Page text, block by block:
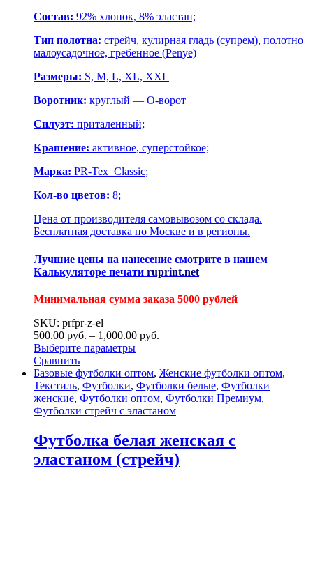
Состав: 92% хлопок, 8% эластан;
Тип полотна: стрейч, кулирная гладь (супрем), полотно
малоусадочное, гребенное (Penye)
Размеры: S, M, L, XL, XXL
Воротник: круглый — О-ворот
Силуэт: приталенный;
Крашение: активное, суперстойкое;
Марка: PR-Tex Classic;
Кол-во цветов: 8;
Цена от производителя самовывозом со склада.
Бесплатная доставка по Москве и в регионы.
Лучшие цены на нанесение смотрите в нашем
Калькуляторе печати ruprint.net
Минимальная сумма заказа 5000 рублей
SKU: prfpr-z-el
500.00 руб. – 1,000.00 руб.
Выберите параметры
Сравнить
Базовые футболки оптом, Женские футболки оптом,
Текстиль, Футболки, Футболки белые, Футболки
женские, Футболки оптом, Футболки Премиум,
Футболки стрейч с эластаном
Футболка белая женская с
эластаном (стрейч)